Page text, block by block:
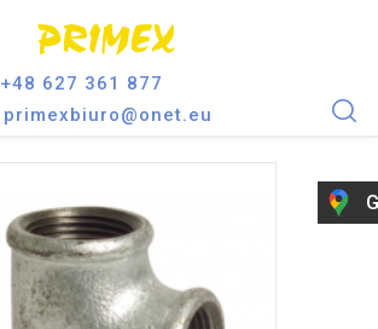
+48 627 361 877
primexbiuro@onet.eu